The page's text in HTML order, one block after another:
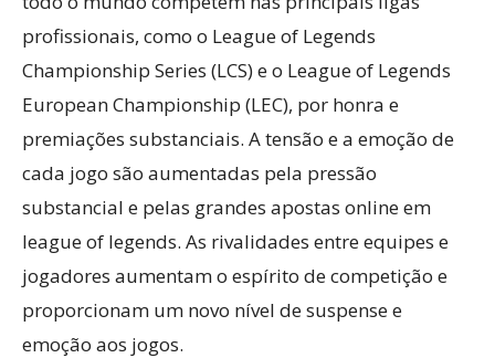
profissionais, como o League of Legends
Championship Series (LCS) e o League of Legends
European Championship (LEC), por honra e
premiações substanciais. A tensão e a emoção de
cada jogo são aumentadas pela pressão
substancial e pelas grandes apostas online em
league of legends. As rivalidades entre equipes e
jogadores aumentam o espírito de competição e
proporcionam um novo nível de suspense e
emoção aos jogos.